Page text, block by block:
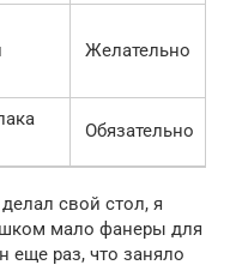
Желательно
Обязательно
свой стол, я
мало фанеры для
еще раз, что заняло